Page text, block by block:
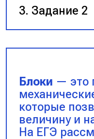
Задание 2
Блоки — это
которые
величину и
На ЕГЭ